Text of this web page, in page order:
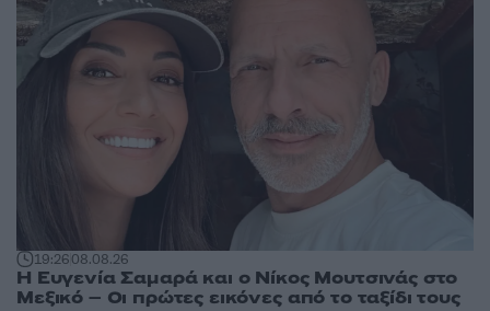
19:2608.08.26
Η Ευγενία Σαμαρά και ο Νίκος Μουτσινάς στο
Μεξικό – Οι πρώτες εικόνες από το ταξίδι τους